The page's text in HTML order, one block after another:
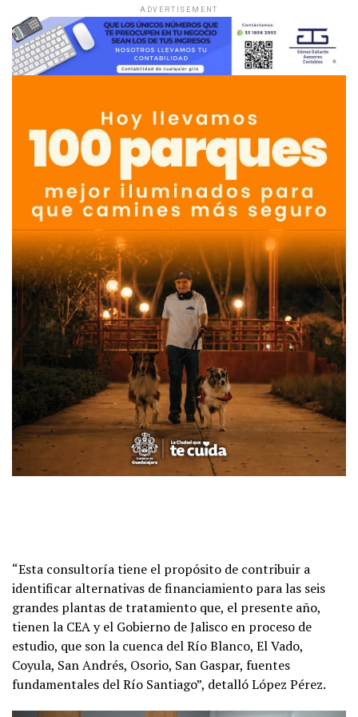
ADVERTISEMENT
“Esta consultoría tiene el propósito de contribuir a
identificar alternativas de financiamiento para las seis
grandes plantas de tratamiento que, el presente año,
tienen la CEA y el Gobierno de Jalisco en proceso de
estudio, que son la cuenca del Río Blanco, El Vado,
Coyula, San Andrés, Osorio, San Gaspar, fuentes
fundamentales del Río Santiago”, detalló López Pérez.